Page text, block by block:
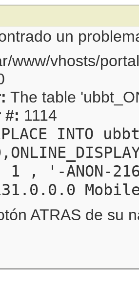
un
www/vhosts/
The table
#: 1114
INTO
( 1 , '-
ATRAS de su